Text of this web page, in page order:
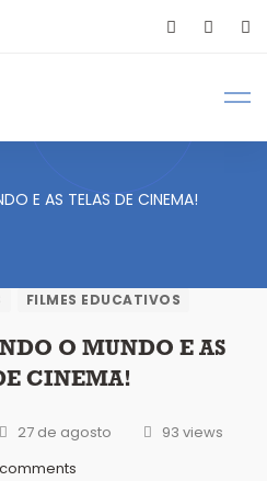
E AS TELAS DE CINEMA!
FILMES EDUCATIVOS
O MUNDO E AS
CINEMA!
27 de agosto
93 views